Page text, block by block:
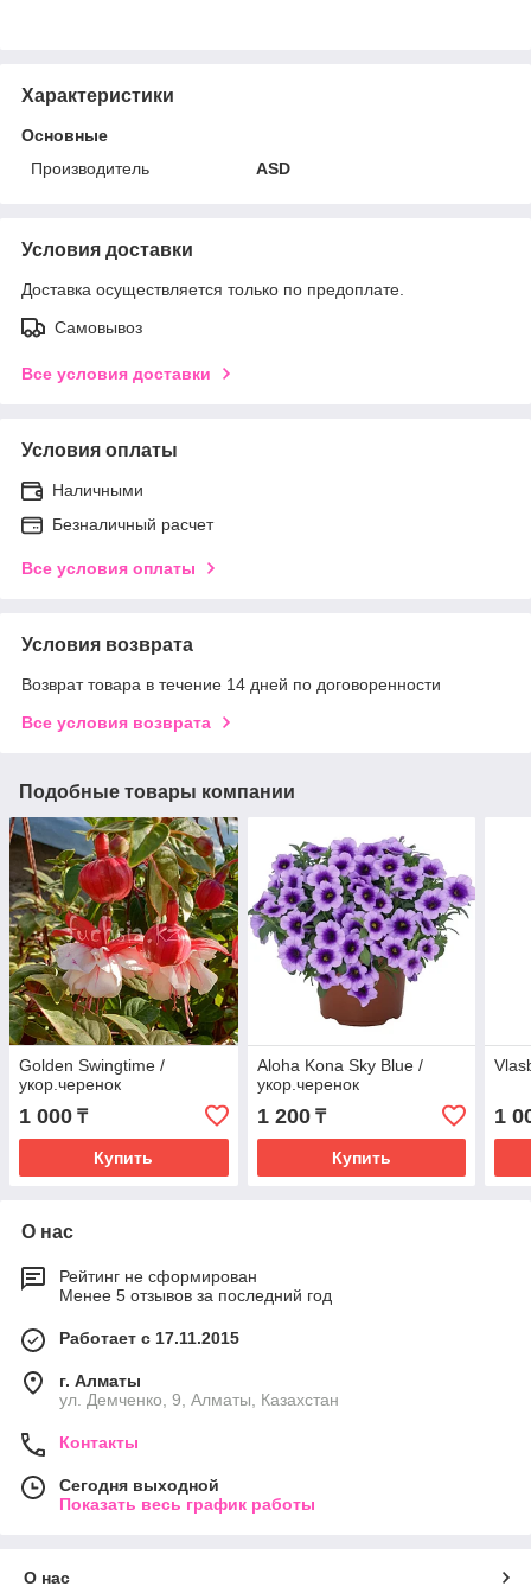
Характеристики
Основные
Производитель
ASD
Условия доставки
Доставка осуществляется только по предоплате.
Самовывоз
Все условия доставки
Условия оплаты
Наличными
Безналичный расчет
Все условия оплаты
Условия возврата
Возврат товара в течение 14 дней по договоренности
Все условия возврата
Подобные товары компании
Golden Swingtime /
укор.черенок
1 000 ₸
Купить
Aloha Kona Sky Blue /
укор.черенок
1 200₸
Купить
1
О нас
Рейтинг не сформирован
Менее 5 отзывов за последний год
Работает с 17.11.2015
г. Алматы
ул. Демченко, 9, Алматы, Казахстан
Контакты
Сегодня выходной
Показать весь график работы
О нас